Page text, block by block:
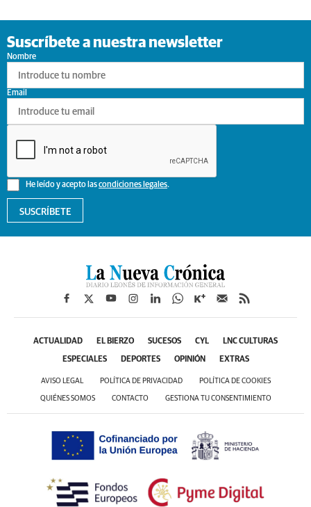
Suscríbete a nuestra newsletter
Nombre
He leído y acepto lascondiciones legales.
Email
SUSCRÍBETE
ACTUALIDAD EL BIERZO SUCESOS CYL LNC CULTURAS
ESPECIALES DEPORTES OPINIÓN EXTRAS
AVISO LEGAL POLÍTICA DE PRIVACIDAD POLÍTICA DE COOKIES
QUIÉNES SOMOS CONTACTO GESTIONA TU CONSENTIMIENTO